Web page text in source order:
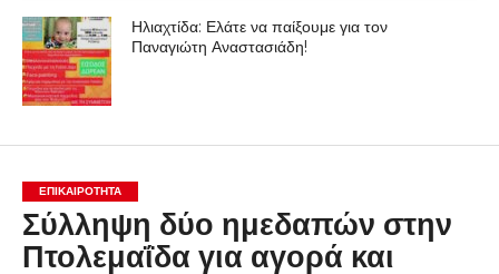
Ηλιαχτίδα: Ελάτε να παίξουμε για τον
Παναγιώτη Αναστασιάδη!
ΕΠΙΚΑΙΡΟΤΗΤΑ
Σύλληψη δύο ημεδαπών στην
Πτολεμαΐδα για αγορά και